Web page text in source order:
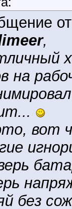
,
на
вот
без